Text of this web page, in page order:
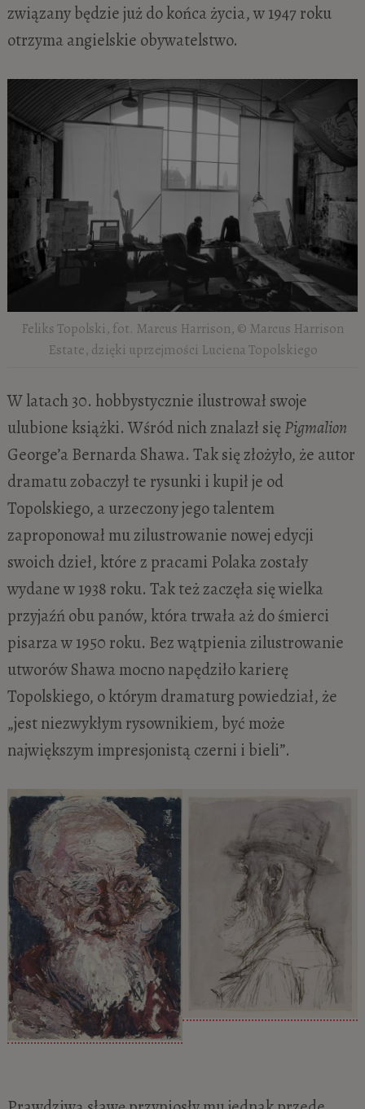
związany będzie już do końca życia, w 1947 roku
otrzyma angielskie obywatelstwo.
Feliks Topolski, fot. Marcus Harrison, © Marcus Harrison
Estate, dzięki uprzejmości Luciena Topolskiego
W latach 30. hobbystycznie ilustrował swoje
ulubione książki. Wśród nich znalazł się Pigmalion
George’a Bernarda Shawa. Tak się złożyło, że autor
dramatu zobaczył te rysunki i kupił je od
Topolskiego, a urzeczony jego talentem
zaproponował mu zilustrowanie nowej edycji
swoich dzieł, które z pracami Polaka zostały
wydane w 1938 roku. Tak też zaczęła się wielka
przyjaźń obu panów, która trwała aż do śmierci
pisarza w 1950 roku. Bez wątpienia zilustrowanie
utworów Shawa mocno napędziło karierę
Topolskiego, o którym dramaturg powiedział, że
„jest niezwykłym rysownikiem, być może
największym impresjonistą czerni i bieli”.